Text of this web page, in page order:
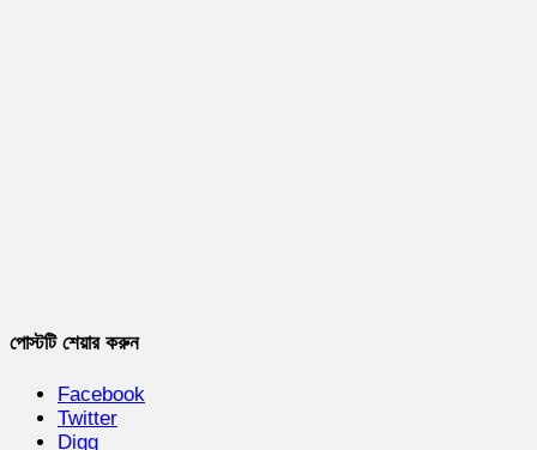
পোস্টটি শেয়ার করুন
Facebook
Twitter
Digg